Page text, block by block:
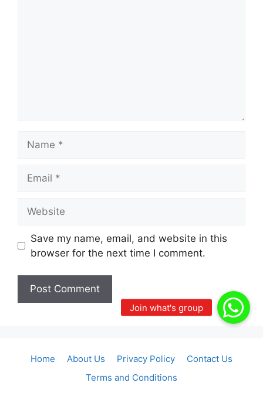
Save my name, email, and website in this
browser for the next time I comment.
Home About Us Privacy Policy
Contact Us
Terms and Conditions